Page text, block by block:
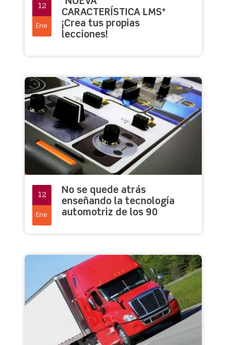
12
Ene
CARACTERÍSTICA LMS*
¡Crea tus propias
lecciones!
12
Ene
No se quede atrás
enseñando la tecnología
automotriz de los 90